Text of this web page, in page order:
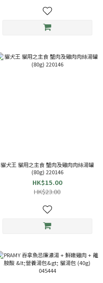
貓犬王 貓用之主食 蟹肉及雞肉肉絲湯罐
(80g) 220146
HK$15.00
HK$23.00